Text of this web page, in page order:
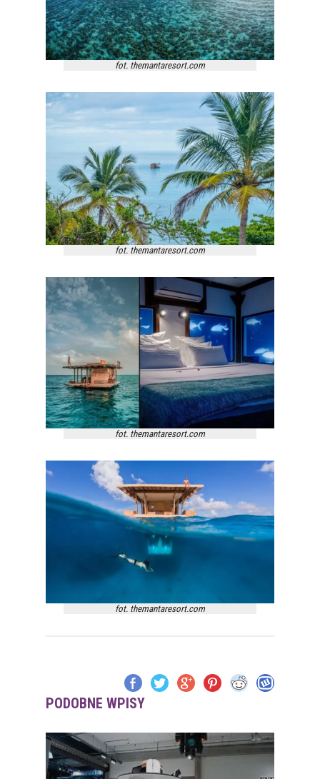
fot. themantaresort.com
fot. themantaresort.com
fot. themantaresort.com
fot. themantaresort.com
PODOBNE WPISY